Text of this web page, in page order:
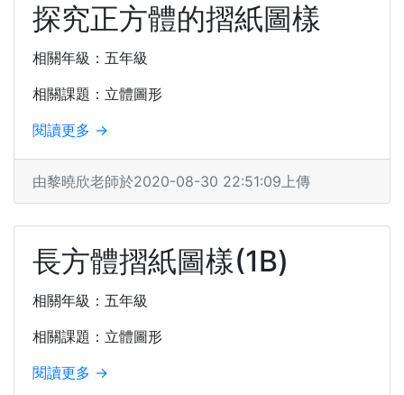
探究正方體的摺紙圖樣
相關年級：五年級
相關課題：立體圖形
閱讀更多 →
由黎曉欣老師於2020-08-30 22:51:09上傳
長方體摺紙圖樣(1B)
相關年級：五年級
相關課題：立體圖形
閱讀更多 →